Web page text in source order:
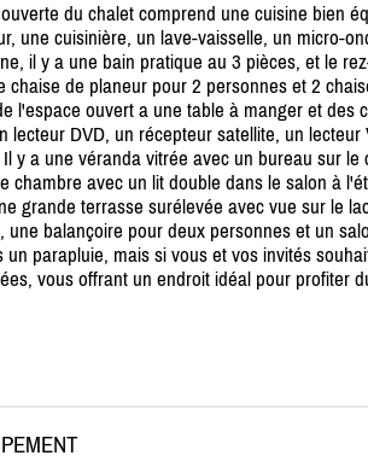
du chalet comprend une cuisine bien
une cuisinière, un lave-vaisselle, un micro-
il y a une bain pratique au 3 pièces, et le
chaise de planeur pour 2 personnes et 2
l'espace ouvert a une table à manger et des
lecteur DVD, un récepteur satellite, un
y a une véranda vitrée avec un bureau sur
chambre avec un lit double dans le salon à
grande terrasse surélevée avec vue sur le
une balançoire pour deux personnes et un
parapluie, mais si vous et vos invités
vous offrant un endroit idéal pour profiter